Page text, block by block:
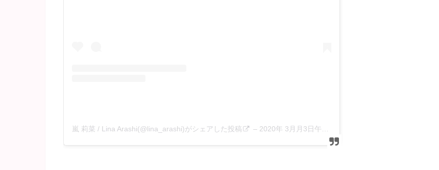
嵐 莉菜 / Lina Arashi(@lina_arashi)がシェアした投稿 – 2020年 3月月3日午前5時57分PST